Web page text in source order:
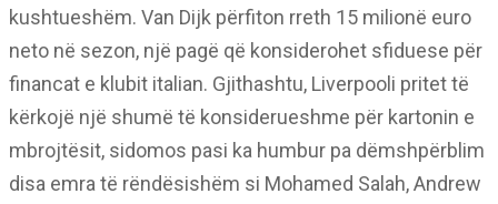
kushtueshëm. Van Dijk përfiton rreth 15 milionë euro
neto në sezon, një pagë që konsiderohet sfiduese për
financat e klubit italian. Gjithashtu, Liverpooli pritet të
kërkojë një shumë të konsiderueshme për kartonin e
mbrojtësit, sidomos pasi ka humbur pa dëmshpërblim
disa emra të rëndësishëm si Mohamed Salah, Andrew